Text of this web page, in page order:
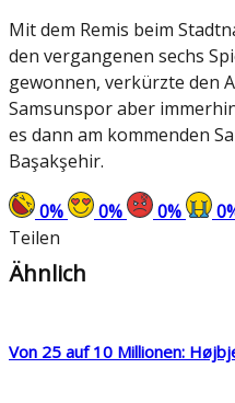
Mit dem Remis beim
den vergangenen sechs
gewonnen, verkürzte den
Samsunspor aber
es dann am kommenden
Başakşehir.
0% 0% 0% 0
Teilen
Ähnlich
Von 25 auf 10 Millionen: